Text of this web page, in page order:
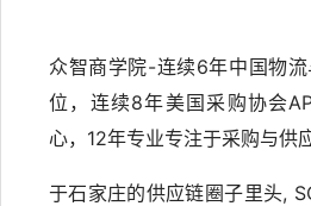
众智商学院-连续6年中国物
位，连续8年美国采购协会
心，12年专业专注于采购与供
于石家庄的供应链圈子里头,